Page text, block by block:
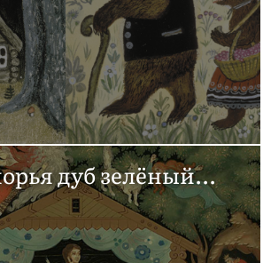
дуб зелёный...